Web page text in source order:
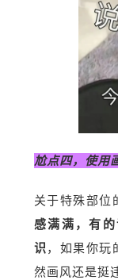
尬点四，使用
关于特殊部位
感满满，有
识 ，如果你玩
然画风还是挺